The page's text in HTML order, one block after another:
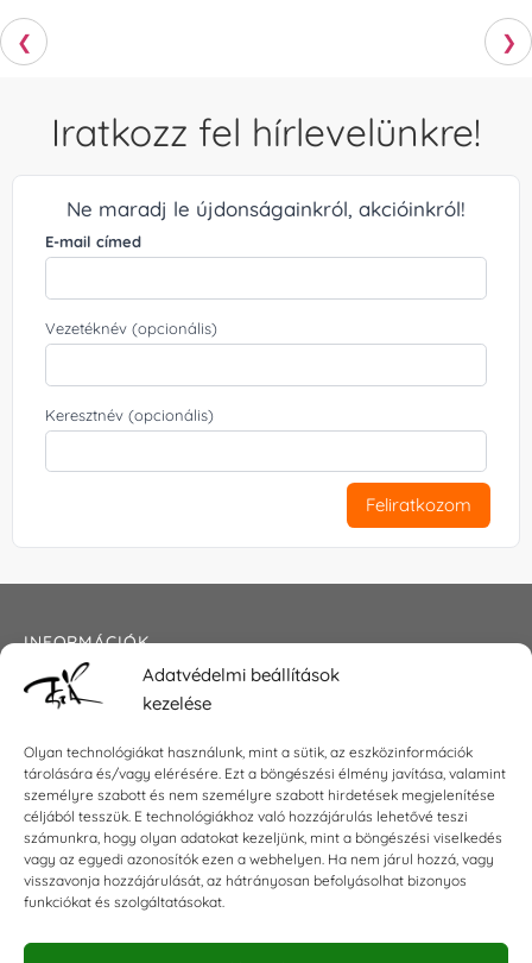
Adatvédelmi beállítások
kezelése
Olyan technológiákat használunk, mint a sütik, az eszközinformációk
tárolására és/vagy elérésére. Ezt a böngészési élmény javítása, valamint
személyre szabott és nem személyre szabott hirdetések megjelenítése
céljából tesszük. E technológiákhoz való hozzájárulás lehetővé teszi
számunkra, hogy olyan adatokat kezeljünk, mint a böngészési viselkedés
vagy az egyedi azonosítók ezen a webhelyen. Ha nem járul hozzá, vagy
visszavonja hozzájárulását, az hátrányosan befolyásolhat bizonyos
funkciókat és szolgáltatásokat.
❮ ❯
Iratkozz fel hírlevelünkre!
Ne maradj le újdonságainkról, akcióinkról!
E-mail címed
Vezetéknév (opcionális)
Keresztnév (opcionális)
Feliratkozom
INFORMÁCIÓK
Általános szerződési feltételek
Impresszum
KAPCSOLAT
E-mail:shop@torokszilvi.com
Telefon: +36 30 6767872